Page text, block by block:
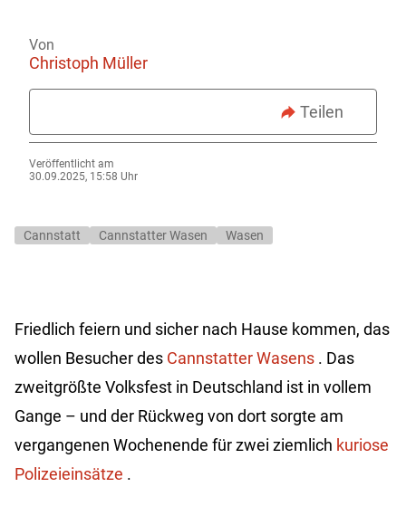
Von
Christoph Müller
Teilen
Veröffentlicht am
30.09.2025, 15:58 Uhr
Cannstatt Cannstatter Wasen Wasen
Friedlich feiern und sicher nach Hause kommen, das
wollen Besucher des Cannstatter Wasens . Das
zweitgrößte Volksfest in Deutschland ist in vollem
Gange – und der Rückweg von dort sorgte am
vergangenen Wochenende für zwei ziemlich kuriose
Polizeieinsätze .